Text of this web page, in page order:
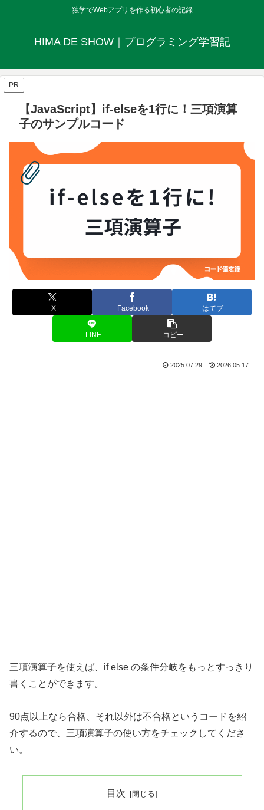
独学でWebアプリを作る初心者の記録
HIMA DE SHOW｜プログラミング学習記
PR
【JavaScript】if-elseを1行に！三項演算
子のサンプルコード
X Facebook はてブ
LINE コピー
2025.07.29 2026.05.17
三項演算子を使えば、if else の条件分岐をもっとすっきり
書くことができます。
90点以上なら合格、それ以外は不合格というコードを紹
介するので、三項演算子の使い方をチェックしてくださ
い。
目次